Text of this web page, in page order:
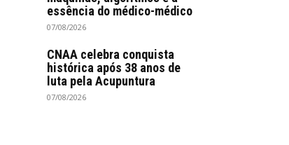
essência do médico-médico
07/08/2026
CNAA celebra conquista
histórica após 38 anos de
luta pela Acupuntura
07/08/2026